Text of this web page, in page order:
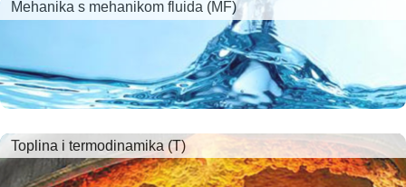
Mehanika s mehanikom fluida (MF)
Toplina i termodinamika (T)